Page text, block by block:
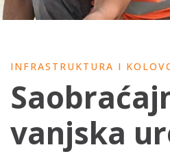
INFRASTRUKTURA I
vanjska